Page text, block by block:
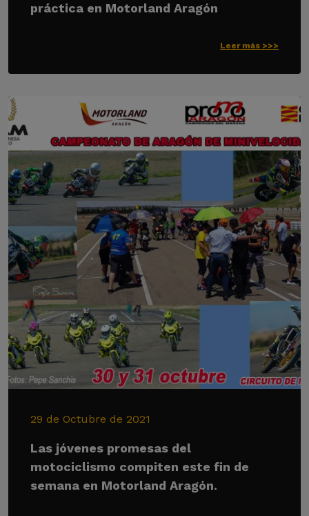
práctica en Motorland Aragón
Leer más >>>
29 de Octubre de 2021
Las jóvenes promesas del
motociclismo compiten este fin de
semana en Motorland Aragón.